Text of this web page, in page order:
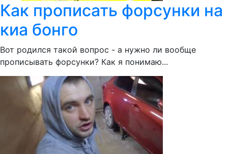
Как прописать форсунки на
киа бонго
Вот родился такой вопрос - а нужно ли вообще
прописывать форсунки? Как я понимаю...